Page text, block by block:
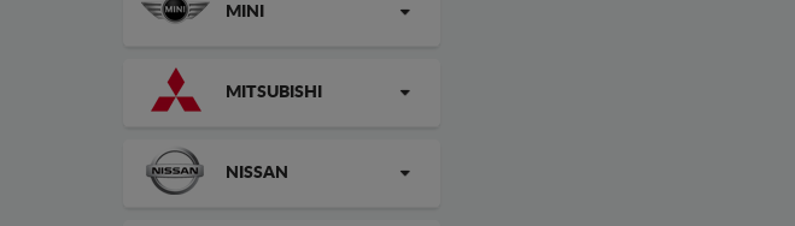
MINI
MITSUBISHI
NISSAN